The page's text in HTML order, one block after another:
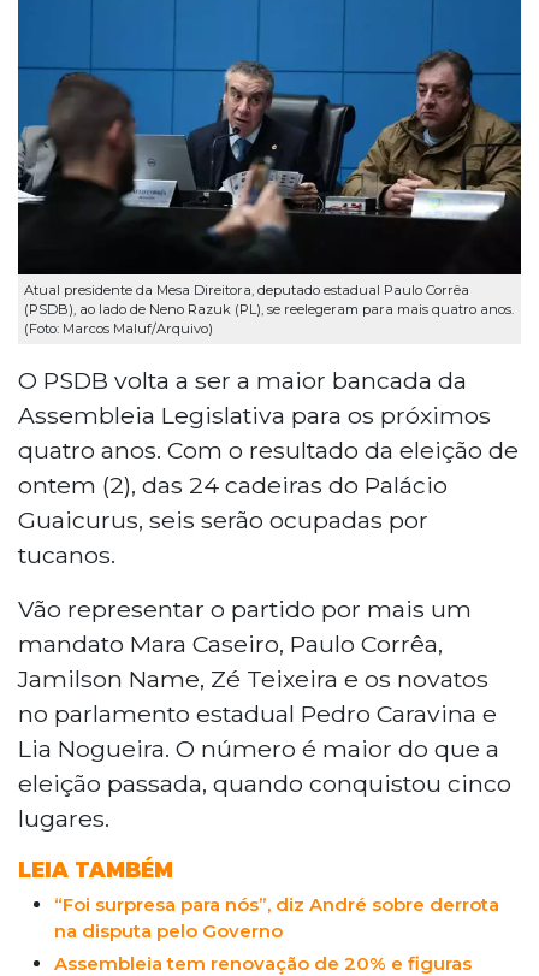
Atual presidente da Mesa Direitora, deputado estadual Paulo Corrêa
(PSDB), ao lado de Neno Razuk (PL), se reelegeram para mais quatro anos.
(Foto: Marcos Maluf/Arquivo)
O PSDB volta a ser a maior bancada da
Assembleia Legislativa para os próximos
quatro anos. Com o resultado da eleição de
ontem (2), das 24 cadeiras do Palácio
Guaicurus, seis serão ocupadas por
tucanos.
Vão representar o partido por mais um
mandato Mara Caseiro, Paulo Corrêa,
Jamilson Name, Zé Teixeira e os novatos
no parlamento estadual Pedro Caravina e
Lia Nogueira. O número é maior do que a
eleição passada, quando conquistou cinco
lugares.
LEIA TAMBÉM
“Foi surpresa para nós”, diz André sobre derrota
na disputa pelo Governo
Assembleia tem renovação de 20% e figuras